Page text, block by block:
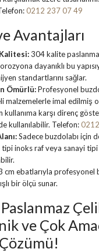
0212 237 07 49
Avantajları
304 kalite
dayanıklı bu
standartlarını sağlar.
Ömürlü:Profesyonel
malzemelerle imal edilmiş
kullanıma karşı direnç
kullanılabilir. Telefon:
Sadece buzdolabı için
inoks raf veya sanayi tipi
cm ebatlarıyla profesyonel
bir ölçü sunar.
ve Çok